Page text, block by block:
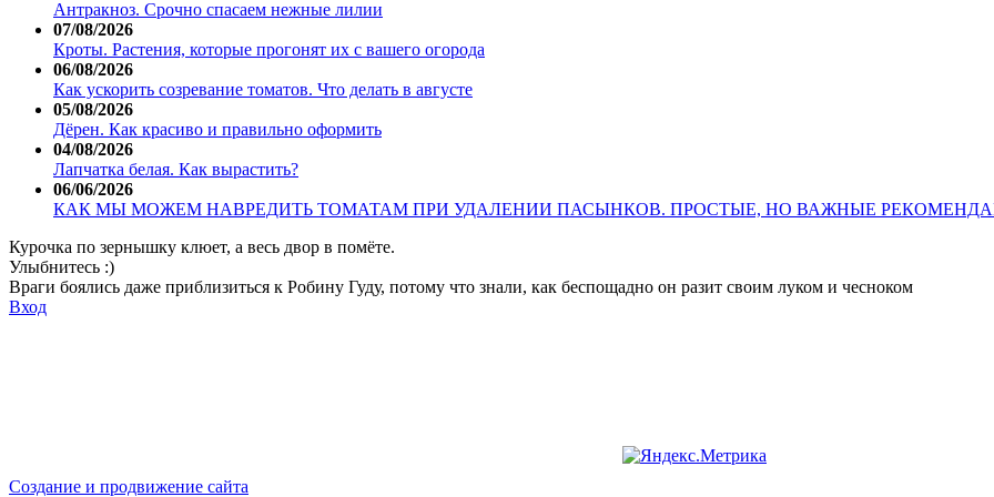
Антракноз. Срочно спасаем нежные лилии
07/08/2026
Кроты. Растения, которые прогонят их с вашего огорода
06/08/2026
Как ускорить созревание томатов. Что делать в августе
05/08/2026
Дёрен. Как красиво и правильно оформить
04/08/2026
Лапчатка белая. Как вырастить?
06/06/2026
КАК МЫ МОЖЕМ НАВРЕДИТЬ ТОМАТАМ ПРИ УДАЛЕНИИ ПАСЫНКОВ. ПРОСТЫЕ, НО ВАЖНЫЕ
Курочка по зернышку клюет, а весь двор в помёте.
Улыбнитесь :)
Враги боялись даже приблизиться к Робину Гуду, потому что знали, как беспощадно он разит своим луком и чесноком
Вход
Создание и продвижение сайта